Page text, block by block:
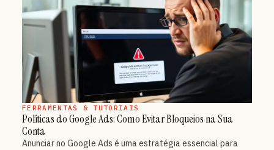
FERRAMENTAS & TUTORIAIS
Políticas do Google Ads: Como Evitar Bloqueios na Sua
Conta
Anunciar no Google Ads é uma estratégia essencial para